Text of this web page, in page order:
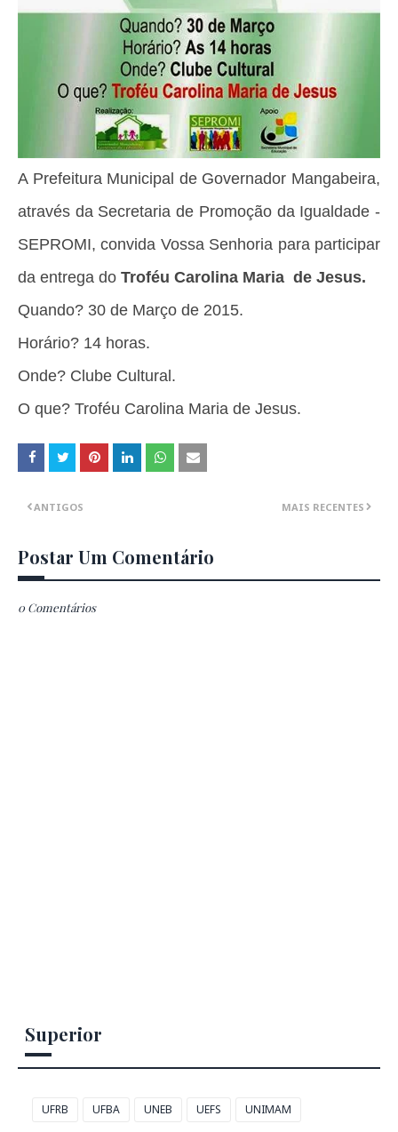
A Prefeitura Municipal de Governador Mangabeira,
através da Secretaria de Promoção da Igualdade -
SEPROMI,convida Vossa Senhoria para participar
da entrega do Troféu Carolina Maria de Jesus.
Quando? 30 de Março de 2015.
Horário? 14 horas.
Onde? Clube Cultural.
O que? Troféu Carolina Maria de Jesus.
MAIS RECENTES
ANTIGOS
Postar Um Comentário
0 Comentários
Superior
UFRB UFBA UNEB UEFS UNIMAM